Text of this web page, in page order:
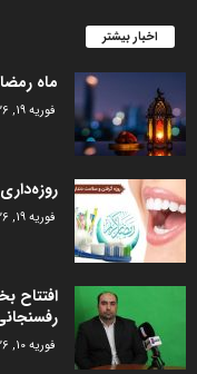
اخبار بیشتر
ماه
فوریه 19, 2026
فوریه 19, 2026
افتتاح
فوریه 10, 2026